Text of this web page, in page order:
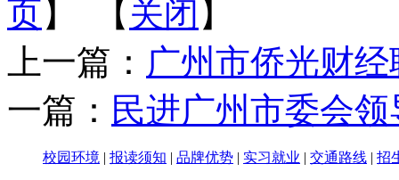
页】 【 关闭 】
上一篇： 广州市侨光财
一篇： 民进广州市委会
校园环境 报读须知 品牌优势 实习就业 交通路线 招